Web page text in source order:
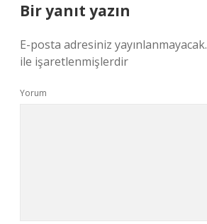
Bir yanıt yazın
E-posta adresiniz yayınlanmayacak.
ile işaretlenmişlerdir
Yorum